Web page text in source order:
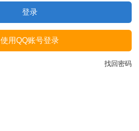
登录
使用QQ账号登录
找回密码